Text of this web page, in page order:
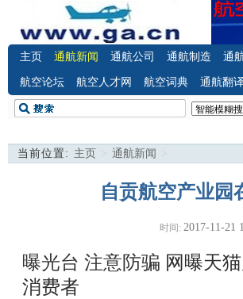
主页 通航新闻 通航公司 通航制造 通
航空论坛 航空人才网 航空词典 通航翻
当前位置: 主页 > 通航新闻 >
自贡航空产业园
时间: 2017-11-21
曝光台 注意防骗 网曝天
消费者